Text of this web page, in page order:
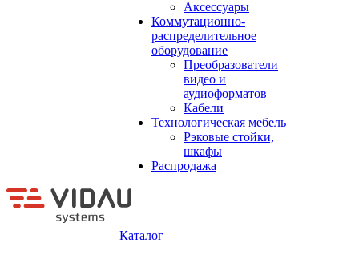
Аксессуары
Коммутационно-
распределительное
оборудование
Преобразователи
видео и
аудиоформатов
Кабели
Технологическая мебель
Рэковые стойки,
шкафы
Распродажа
Каталог